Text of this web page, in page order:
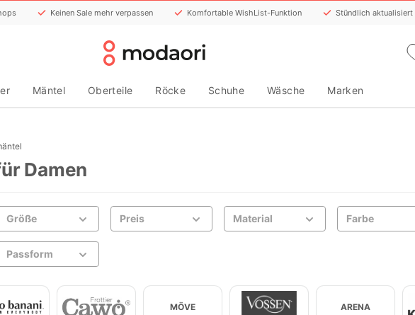
Keinen Sale mehr verpassen Komfortable WishList-Funktion Stündlich aktualisiert
Mäntel Oberteile Röcke Schuhe Wäsche Marken
Damen
Größe Preis Material Farbe
Passform
MÖVE ARENA